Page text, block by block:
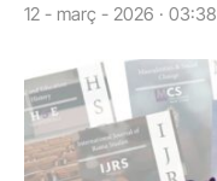
12 - març - 2026 · 03:38